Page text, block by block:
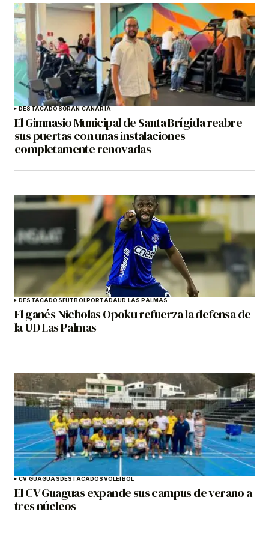
DESTACADOSGRAN CANARIA
El Gimnasio Municipal de Santa Brígida reabre
sus puertas con unas instalaciones
completamente renovadas
DESTACADOSFÚTBOLPORTADAUD LAS PALMAS
El ganés Nicholas Opoku refuerza la defensa de
la UD Las Palmas
CV GUAGUASDESTACADOSVOLEIBOL
El CV Guaguas expande sus campus de verano a
tres núcleos